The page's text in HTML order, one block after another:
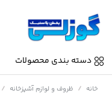
دسته بندی محصولات
خانه / ظروف و لوازم آشپزخانه /